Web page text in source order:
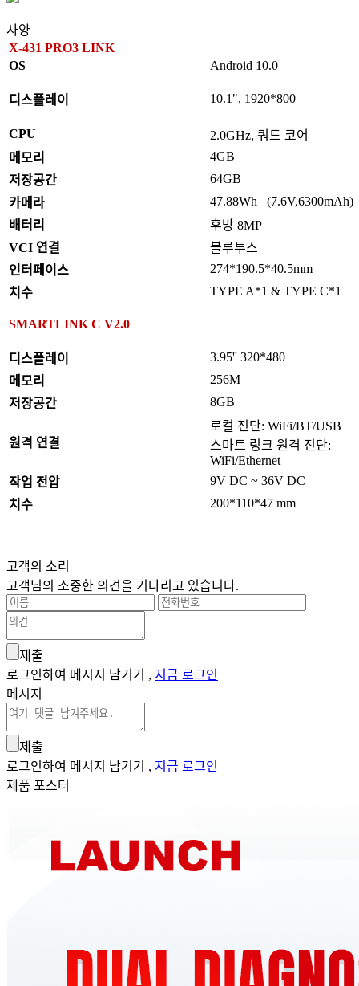
사양
X-431 PRO3 LINK
OS
Android 10.0
디스플레이 10.1", 1920*800
CPU
2.0GHz, 쿼드 코어
메모리
4GB
저장공간
64GB
카메라
47.88Wh (7.6V,6300mAh)
배터리
후방 8MP
VCI 연결
블루투스
인터페이스
274*190.5*40.5mm
치수
TYPE A*1 & TYPE C*1
SMARTLINK C V2.0
디스플레이
3.95'' 320*480
메모리
256M
저장공간
8GB
원격 연결
로컬 진단: WiFi/BT/USB
스마트 링크 원격 진단:
WiFi/Ethernet
작업 전압
9V DC ~ 36V DC
치수
200*110*47 mm
고객의 소리
고객님의 소중한 의견을 기다리고 있습니다.
제출
로그인하여 메시지 남기기 , 지금 로그인
메시지
제출
로그인하여 메시지 남기기 , 지금 로그인
제품 포스터